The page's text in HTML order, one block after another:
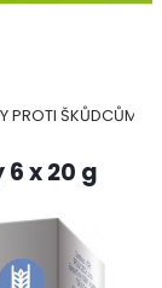
PROTI ŠKŮDCŮM
x 20 g